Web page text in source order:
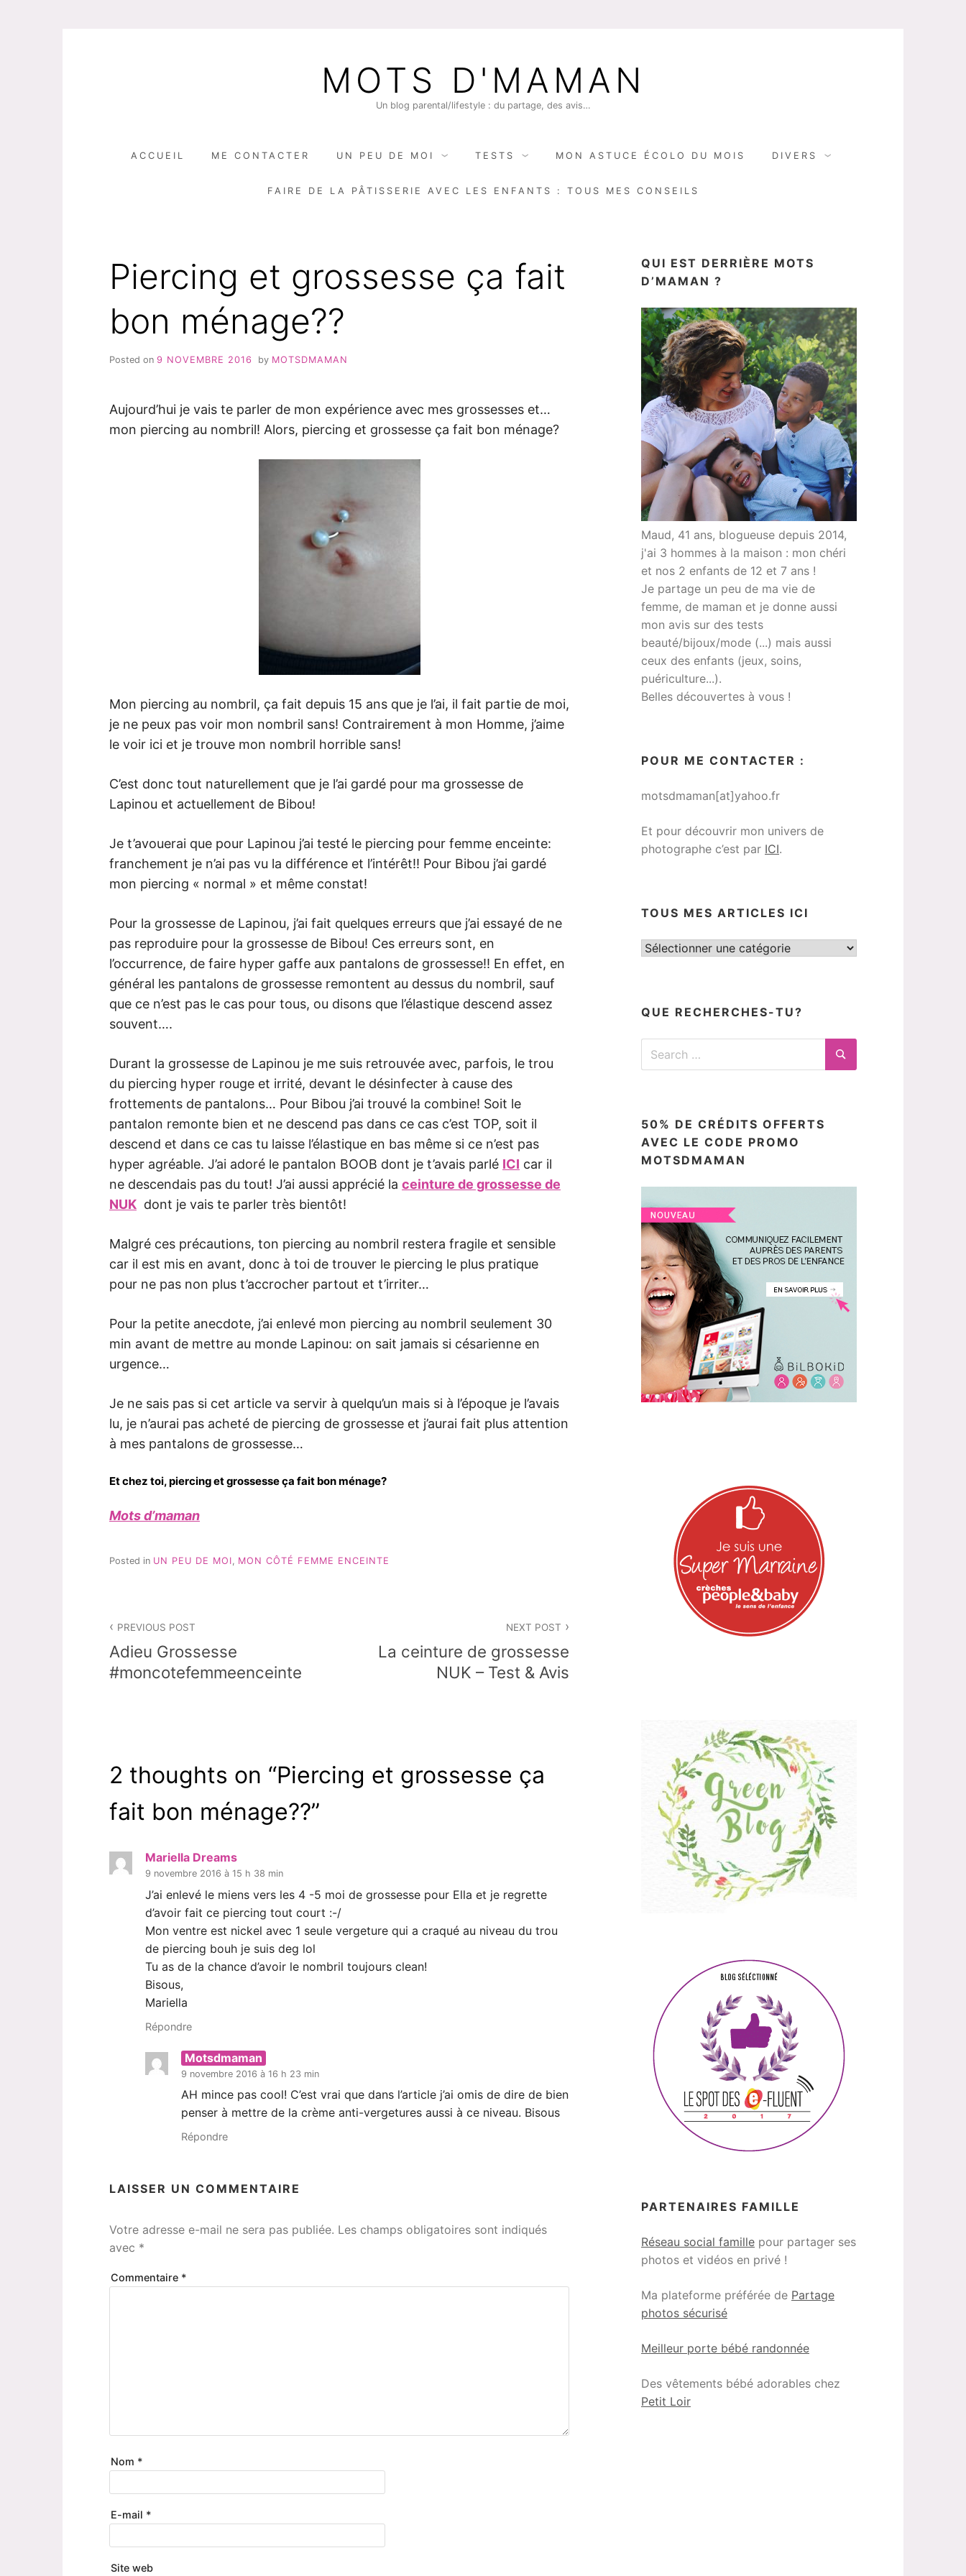
MOTS D'MAMAN
Un blog parental/lifestyle : du partage, des avis…
ACCUEIL ME CONTACTER UN PEU DE MOI TESTS MON ASTUCE ÉCOLO DU MOIS DIVERS
FAIRE DE LA PÂTISSERIE AVEC LES ENFANTS : TOUS MES CONSEILS
Piercing et grossesse ça fait
bon ménage??
Posted on 9 NOVEMBRE 2016 by MOTSDMAMAN
Aujourd’hui je vais te parler de mon expérience avec mes grossesses et…
mon piercing au nombril! Alors, piercing et grossesse ça fait bon ménage?
Mon piercing au nombril, ça fait depuis 15 ans que je l’ai, il fait partie de moi,
je ne peux pas voir mon nombril sans! Contrairement à mon Homme, j’aime
le voir ici et je trouve mon nombril horrible sans!
C’est donc tout naturellement que je l’ai gardé pour ma grossesse de
Lapinou et actuellement de Bibou!
Je t’avouerai que pour Lapinou j’ai testé le piercing pour femme enceinte:
franchement je n’ai pas vu la différence et l’intérêt!! Pour Bibou j’ai gardé
mon piercing « normal » et même constat!
Pour la grossesse de Lapinou, j’ai fait quelques erreurs que j’ai essayé de ne
pas reproduire pour la grossesse de Bibou! Ces erreurs sont, en
l’occurrence, de faire hyper gaffe aux pantalons de grossesse!! En effet, en
général les pantalons de grossesse remontent au dessus du nombril, sauf
que ce n’est pas le cas pour tous, ou disons que l’élastique descend assez
souvent….
Durant la grossesse de Lapinou je me suis retrouvée avec, parfois, le trou
du piercing hyper rouge et irrité, devant le désinfecter à cause des
frottements de pantalons… Pour Bibou j’ai trouvé la combine! Soit le
pantalon remonte bien et ne descend pas dans ce cas c’est TOP, soit il
descend et dans ce cas tu laisse l’élastique en bas même si ce n’est pas
hyper agréable. J’ai adoré le pantalon BOOB dont je t’avais parlé ICI car il
ne descendais pas du tout! J’ai aussi apprécié la ceinture de grossesse de
NUK dont je vais te parler très bientôt!
Malgré ces précautions, ton piercing au nombril restera fragile et sensible
car il est mis en avant, donc à toi de trouver le piercing le plus pratique
pour ne pas non plus t’accrocher partout et t’irriter…
Pour la petite anecdote, j’ai enlevé mon piercing au nombril seulement 30
min avant de mettre au monde Lapinou: on sait jamais si césarienne en
urgence…
Je ne sais pas si cet article va servir à quelqu’un mais si à l’époque je l’avais
lu, je n’aurai pas acheté de piercing de grossesse et j’aurai fait plus attention
à mes pantalons de grossesse…
Et chez toi, piercing et grossesse ça fait bon ménage?
Mots d’maman
Posted in UN PEU DE MOI MON CÔTÉ FEMME ENCEINTE
de
l’article
PREVIOUS POST
Adieu Grossesse
#moncotefemmeenceinte
NEXT POST
La ceinture de grossesse
NUK – Test & Avis
2 thoughts on “Piercing et grossesse ça
fait bon ménage??”
Mariella Dreams
9 novembre 2016 à 15 h 38 min
J’ai enlevé le miens vers les 4 -5 moi de grossesse pour Ella et je regrette
d’avoir fait ce piercing tout court :-/
Mon ventre est nickel avec 1 seule vergeture qui a craqué au niveau du trou
de piercing bouh je suis deg lol
Tu as de la chance d’avoir le nombril toujours clean!
Bisous,
Mariella
Répondre
Motsdmaman
9 novembre 2016 à 16 h 23 min
AH mince pas cool! C’est vrai que dans l’article j’ai omis de dire de bien
penser à mettre de la crème anti-vergetures aussi à ce niveau. Bisous
Répondre
LAISSER UN COMMENTAIRE
Votre adresse e-mail ne sera pas publiée. Les champs obligatoires sont indiqués
avec *
Commentaire *
Nom *
E-mail *
Site web
QUI EST DERRIÈRE MOTS
D’MAMAN ?
Maud, 41 ans, blogueuse depuis 2014,
j'ai 3 hommes à la maison : mon chéri
et nos 2 enfants de 12 et 7 ans !
Je partage un peu de ma vie de
femme, de maman et je donne aussi
mon avis sur des tests
beauté/bijoux/mode (...) mais aussi
ceux des enfants (jeux, soins,
puériculture...).
Belles découvertes à vous !
POUR ME CONTACTER :
motsdmaman[at]yahoo.fr
Et pour découvrir mon univers de
photographe c’est par ICI.
TOUS MES ARTICLES ICI
Tous
QUE RECHERCHES-TU?
Search
Search
50% DE CRÉDITS OFFERTS
AVEC LE CODE PROMO
MOTSDMAMAN
PARTENAIRES FAMILLE
Réseau social famille pour partager ses
photos et vidéos en privé !
Ma plateforme préférée de Partage
photos sécurisé
Meilleur porte bébé randonnée
Des vêtements bébé adorables chez
Petit Loir